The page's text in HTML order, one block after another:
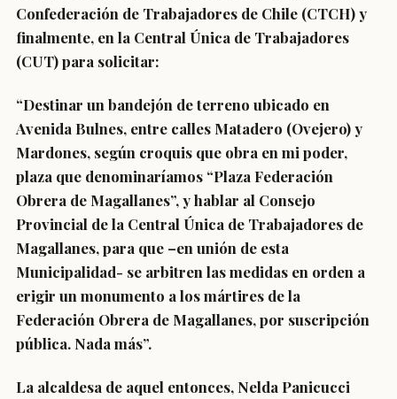
Confederación de Trabajadores de Chile (CTCH) y
finalmente, en la Central Única de Trabajadores
(CUT) para solicitar:
“Destinar un bandejón de terreno ubicado en
Avenida Bulnes, entre calles Matadero (Ovejero) y
Mardones, según croquis que obra en mi poder,
plaza que denominaríamos “Plaza Federación
Obrera de Magallanes”, y hablar al Consejo
Provincial de la Central Única de Trabajadores de
Magallanes, para que –en unión de esta
Municipalidad- se arbitren las medidas en orden a
erigir un monumento a los mártires de la
Federación Obrera de Magallanes, por suscripción
pública. Nada más”.
La alcaldesa de aquel entonces, Nelda Panicucci